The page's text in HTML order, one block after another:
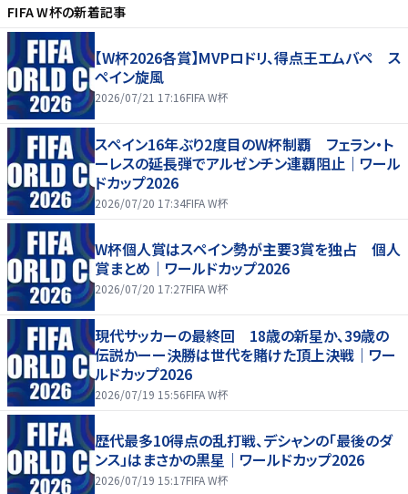
FIFA W杯の新着記事
【W杯2026各賞】MVPロドリ、得点王エムバペ ス
ペイン旋風
2026/07/21 17:16FIFA W杯
スペイン16年ぶり2度目のW杯制覇 フェラン・ト
ーレスの延長弾でアルゼンチン連覇阻止｜ワール
ドカップ2026
2026/07/20 17:34FIFA W杯
W杯個人賞はスペイン勢が主要3賞を独占 個人
賞まとめ｜ワールドカップ2026
2026/07/20 17:27FIFA W杯
現代サッカーの最終回 18歳の新星か、39歳の
伝説かーー決勝は世代を賭けた頂上決戦｜ワー
ルドカップ2026
2026/07/19 15:56FIFA W杯
歴代最多10得点の乱打戦、デシャンの「最後のダ
ンス」はまさかの黒星｜ワールドカップ2026
2026/07/19 15:17FIFA W杯